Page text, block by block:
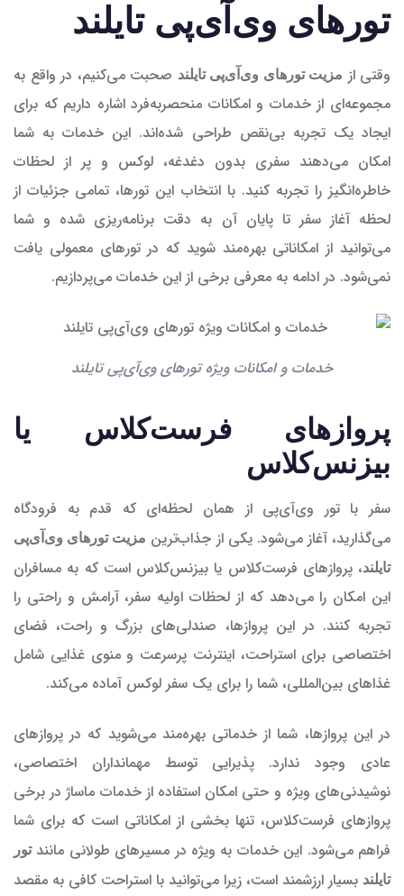
تورهای وی‌آی‌پی تایلند
وقتی از مزیت تورهای وی‌آی‌پی تایلند صحبت می‌کنیم، در واقع به
مجموعه‌ای از خدمات و امکانات منحصر‌به‌فرد اشاره داریم که برای
ایجاد یک تجربه بی‌نقص طراحی شده‌اند. این خدمات به شما
امکان می‌دهند سفری بدون دغدغه، لوکس و پر از لحظات
خاطره‌انگیز را تجربه کنید. با انتخاب این تورها، تمامی جزئیات از
لحظه آغاز سفر تا پایان آن به دقت برنامه‌ریزی شده و شما
می‌توانید از امکاناتی بهره‌مند شوید که در تورهای معمولی یافت
نمی‌شود. در ادامه به معرفی برخی از این خدمات می‌پردازیم.
خدمات و امکانات ویژه تورهای وی‌آی‌پی تایلند
پروازهای فرست‌کلاس یا
بیزنس‌کلاس
سفر با تور وی‌آی‌پی از همان لحظه‌ای که قدم به فرودگاه
می‌گذارید، آغاز می‌شود. یکی از جذاب‌ترین مزیت تورهای وی‌آی‌پی
تایلند، پروازهای فرست‌کلاس یا بیزنس‌کلاس است که به مسافران
این امکان را می‌دهد که از لحظات اولیه سفر، آرامش و راحتی را
تجربه کنند. در این پروازها، صندلی‌های بزرگ و راحت، فضای
اختصاصی برای استراحت، اینترنت پرسرعت و منوی غذایی شامل
غذاهای بین‌المللی، شما را برای یک سفر لوکس آماده می‌کند.
در این پروازها، شما از خدماتی بهره‌مند می‌شوید که در پروازهای
عادی وجود ندارد. پذیرایی توسط مهمانداران اختصاصی،
نوشیدنی‌های ویژه و حتی امکان استفاده از خدمات ماساژ در برخی
پروازهای فرست‌کلاس، تنها بخشی از امکاناتی است که برای شما
فراهم می‌شود. این خدمات به ویژه در مسیرهای طولانی مانندتور
تایلند بسیار ارزشمند است، زیرا می‌توانید با استراحت کافی به مقصد